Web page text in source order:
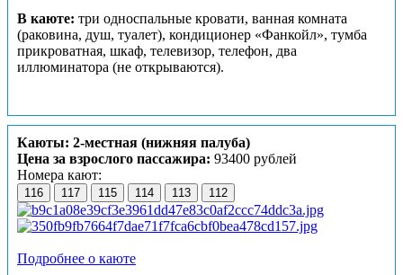
В каюте: три односпальные кровати, ванная комната
(раковина, душ, туалет), кондиционер «Фанкойл», тумба
прикроватная, шкаф, телевизор, телефон, два
иллюминатора (не открываются).
Каюты: 2-местная (нижняя палуба)
Цена за взрослого пассажира: 93400 рублей
Номера кают:
116 117 115 114 113 112
Подробнее о каюте